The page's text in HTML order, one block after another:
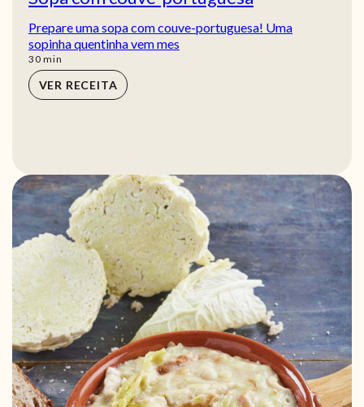
Prepare uma sopa com couve-portuguesa! Uma
sopinha quentinha vem mes
30min
min
VER RECEITA